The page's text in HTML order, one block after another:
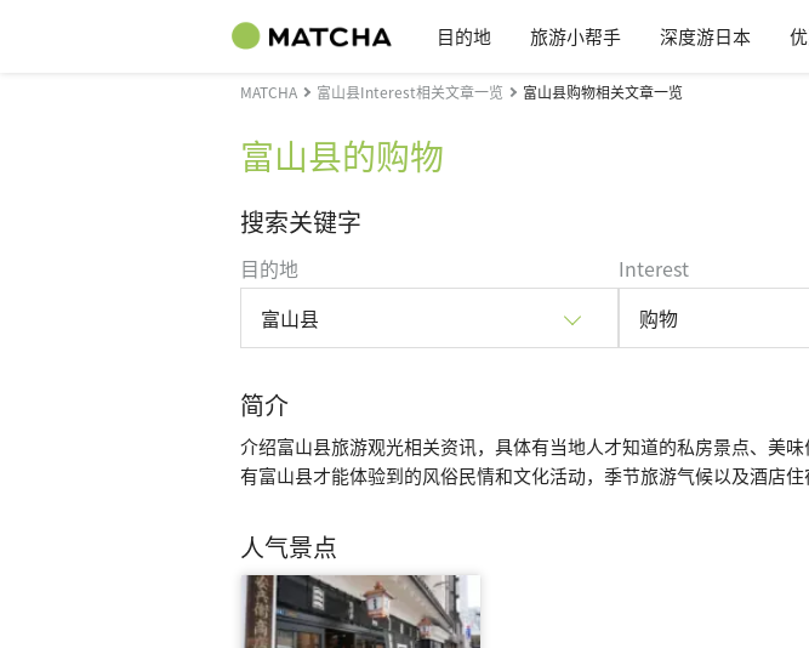
目的地 旅游小帮手 深度游日本
MATCHA 富山县Interest相关文章一览 富山县购物相关文章一览
富山县的购物
搜索关键字
目的地
富山县
Interest
购物
简介
介绍富山县旅游观光相关资讯，具体有当地人才知道的私房景点、美
有富山县才能体验到的风俗民情和文化活动，季节旅游气候以及酒店住
人气景点